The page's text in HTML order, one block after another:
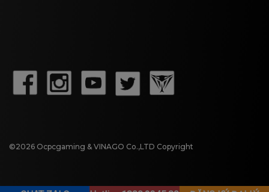
©2026 Ocpcgaming & VINAGO Co.,LTD Copyright